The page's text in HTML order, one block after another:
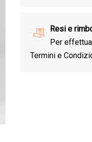
Resi e
Per
Termini e